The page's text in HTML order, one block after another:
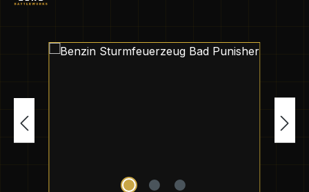
Bildergalerie überspringen